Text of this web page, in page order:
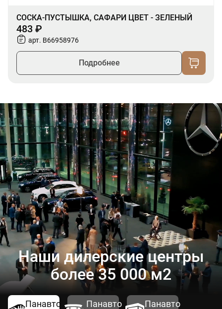
СОСКА-ПУСТЫШКА, САФАРИ ЦВЕТ - ЗЕЛЕНЫЙ
483 ₽
арт. B66958976
Подробнее
Наши дилерские центры
более 35 000 м2
Панавто
Панавто
Панавто